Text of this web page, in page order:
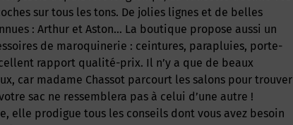
sur tous les tons. De jolies lignes et de belles
: Arthur et Aston… La boutique propose aussi un
de maroquinerie : ceintures, parapluies, porte-
rapport qualité-prix. Il n’y a que de beaux
car madame Chassot parcourt les salons pour trouver
sac ne ressemblera pas à celui d’une autre !
elle prodigue tous les conseils dont vous avez besoin